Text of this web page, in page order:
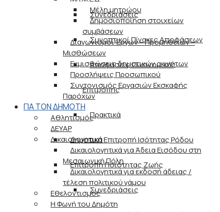
Συνεδριάσεις
Συνοπτικοί Πίνακες Αποφάσεων
Αποφάσεις Οικονομικής
Επιτροπής
Πρακτικά
Δημοτική Επιτροπή Ισότητας Ρόδου
Επιτροπή Ποιότητας Ζωής
Συνεδριάσεις
Μέλη μητρώου
Δημοσιοποίηση στοιχείων
συμβάσεων
Διαγωνισμοί Έργων – Προμηθειών –
Μισθώσεων
Εκμισθώσεις δημοτικών ακινήτων
Προσλήψεις Προσωπικού
Συντονισμός Εργασιών Εκσκαφής
Παρόχων
ΓΙΑ ΤΟΝ ΔΗΜΟΤΗ
Αθλητισμός
ΔΕΥΑΡ
Δικαιολογητικά
Δικαιολογητικά για Άδεια Εισόδου στη
Μεσαιωνική Πόλη
Δικαιολογητικά για εκδοσή άδειας /
τέλεση πολιτικού γάμου
Εθελοντισμός
Η Φωνή του Δημότη